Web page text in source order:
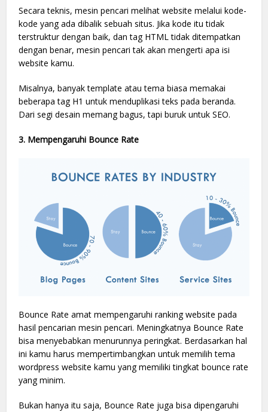
Secara teknis, mesin pencari melihat website melalui kode-
kode yang ada dibalik sebuah situs. Jika kode itu tidak
terstruktur dengan baik, dan tag HTML tidak ditempatkan
dengan benar, mesin pencari tak akan mengerti apa isi
website kamu.
Misalnya, banyak template atau tema biasa memakai
beberapa tag H1 untuk menduplikasi teks pada beranda.
Dari segi desain memang bagus, tapi buruk untuk SEO.
3. Mempengaruhi Bounce Rate
Bounce Rate amat mempengaruhi ranking website pada
hasil pencarian mesin pencari. Meningkatnya Bounce Rate
bisa menyebabkan menurunnya peringkat. Berdasarkan hal
ini kamu harus mempertimbangkan untuk memilih tema
wordpress website kamu yang memiliki tingkat bounce rate
yang minim.
Bukan hanya itu saja, Bounce Rate juga bisa dipengaruhi